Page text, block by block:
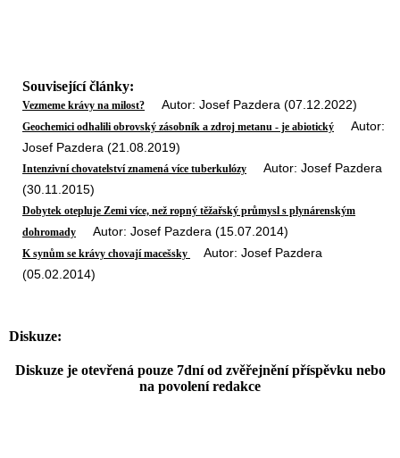
Související články:
Vezmeme krávy na milost? Autor: Josef Pazdera (07.12.2022)
Geochemici odhalili obrovský zásobník a zdroj metanu - je abiotický Autor:
Josef Pazdera (21.08.2019)
Intenzivní chovatelství znamená více tuberkulózy Autor: Josef Pazdera
(30.11.2015)
Dobytek otepluje Zemi více, než ropný těžařský průmysl s plynárenským
dohromady Autor: Josef Pazdera (15.07.2014)
K synům se krávy chovají macešsky
Autor: Josef Pazdera
(05.02.2014)
Diskuze:
Diskuze je otevřená pouze 7dní od zvěřejnění příspěvku nebo
na povolení redakce